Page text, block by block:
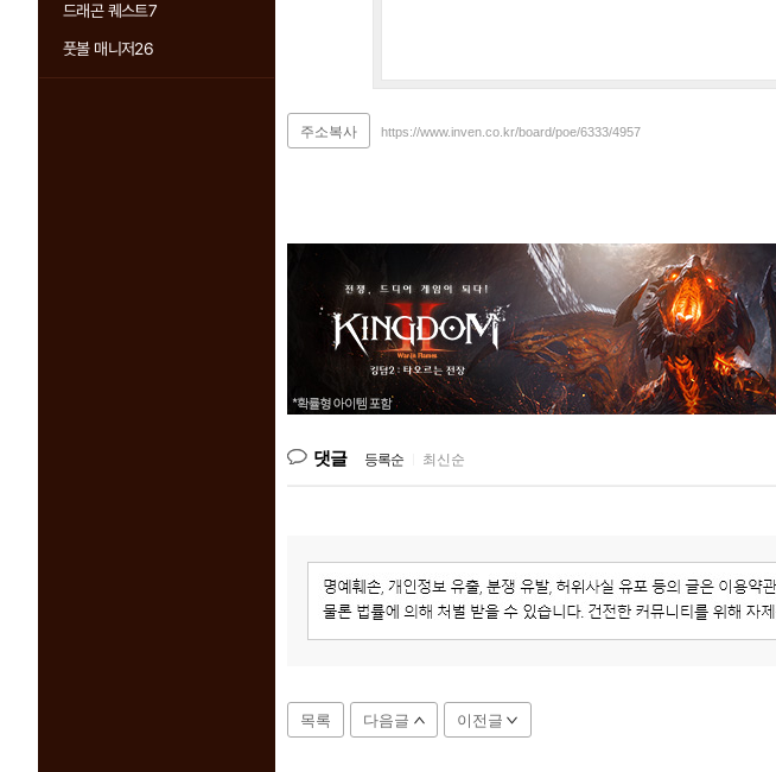
드래곤 퀘스트7
풋볼 매니저26
주소복사 https://www.inven.co.kr/board/poe/6333/4957
댓글 등록순 최신순
목록 다음글 이전글